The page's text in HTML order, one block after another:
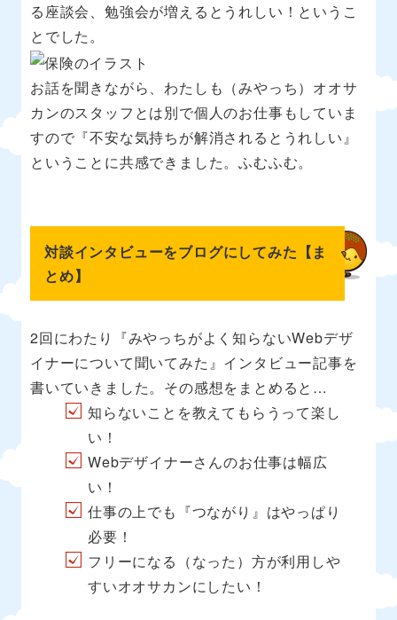
る座談会、勉強会が増えるとうれしい！というこ
とでした。
お話を聞きながら、わたしも（みやっち）オオサ
カンのスタッフとは別で個人のお仕事もしていま
すので『不安な気持ちが解消されるとうれしい』
ということに共感できました。ふむふむ。
対談インタビューをブログにしてみた【ま
とめ】
2回にわたり『みやっちがよく知らないWebデザ
イナーについて聞いてみた』インタビュー記事を
書いていきました。その感想をまとめると…
知らないことを教えてもらうって楽し
い！
Webデザイナーさんのお仕事は幅広
い！
仕事の上でも『つながり』はやっぱり
必要！
フリーになる（なった）方が利用しや
すいオオサカンにしたい！